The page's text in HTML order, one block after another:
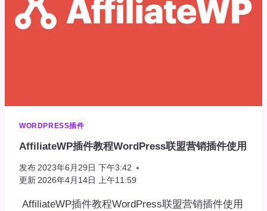
WORDPRESS插件
AffiliateWP插件教程WordPress联盟营销插件使用
发布 2023年6月29日 下午3:42
更新 2026年4月14日 上午11:59
AffiliateWP插件教程WordPress联盟营销插件使用